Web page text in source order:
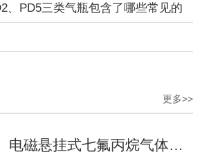
、PD5三类气瓶包含了哪些常见的
更多>>